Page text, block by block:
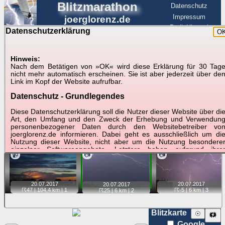
Datenschutzerklärung
Hinweis:
Nach dem Betätigen von »OK« wird diese Erklärung für 30 Tage
nicht mehr automatisch erscheinen. Sie ist aber jederzeit über den
Link im Kopf der Website aufrufbar.
Datenschutz - Grundlegendes
Diese Datenschutzerklärung soll die Nutzer dieser Website über die
Art, den Umfang und den Zweck der Erhebung und Verwendung
personenbezogener Daten durch den Websitebetreiber von
joerglorenz.de informieren. Dabei geht es ausschließlich um die
Nutzung dieser Website, nicht aber um die Nutzung besonderer
einzelner Softwareangebote. Letztere haben aufgrund ihrer
Funktionen Besonderheiten, so dass verschiedene Daten
gespeichert werden müssen, die für das Funktionieren erforderlich
sind. Hier ist es wichtig, dass Sie selbst zum Testen dieser
Funktionen möglichst erfundene Daten verwenden. Ansonsten wird
auf die spezifischen Besonderheiten beim jeweiligen Angebot
gesondert hingewiesen.
Generell gilt: Wenn Sie ein Angebot bei den Add-Ins nutzen, bei
dem Daten übertragen werden, werden diese Daten auf dem
Blitzmarathon
joerglorenz.de
Datenschutz
Impressum
BerlinHimmel
Blitzmarathon
Gewitter über Berlin:
20.07.2017
Tipp:Auf der Karte beim Einzelfoto können
Sie auf ihre Position tippen und sehen, wie
weit die gewählte Position zu den Blitzen auf dem Foto bzw.
im Video entfernt ist. Quelle der Blitzdaten:
kachelmannwetter. Doppelklick auf Thumb zum Anzeigen.
📹
20.07. 2017
☈47| 104,4 km |1
📷
20.07. 2017
☈25| 6 km |2
📷
20.07. 2017
☈-5| 6 km |3
Blitzkarte 🗱
☉